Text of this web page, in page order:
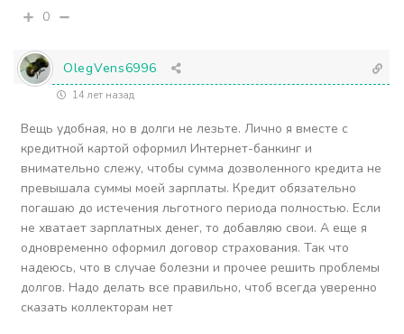
0
OlegVens6996
14 лет назад
Вещь удобная, но в долги не лезьте. Лично я вместе с
кредитной картой оформил Интернет-банкинг и
внимательно слежу, чтобы сумма дозволенного кредита не
превышала суммы моей зарплаты. Кредит обязательно
погашаю до истечения льготного периода полностью. Если
не хватает зарплатных денег, то добавляю свои. А еще я
одновременно оформил договор страхования. Так что
надеюсь, что в случае болезни и прочее решить проблемы
долгов. Надо делать все правильно, чтоб всегда уверенно
сказать коллекторам нет